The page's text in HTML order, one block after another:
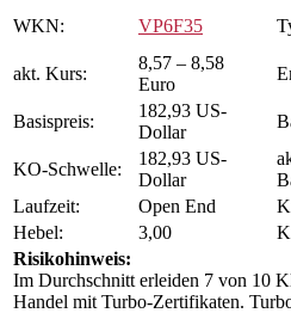
WKN:
VP6F35
akt. Kurs:
8,57 – 8,58
Euro
Basispreis:
182,93 US-
Dollar
KO-Schwelle:
182,93 US-
Dollar
Laufzeit:
Open End
Hebel:
3,00
Risikohinweis:
Im Durchschnitt erleiden 7 von 10
Handel mit Turbo-Zertifikaten.